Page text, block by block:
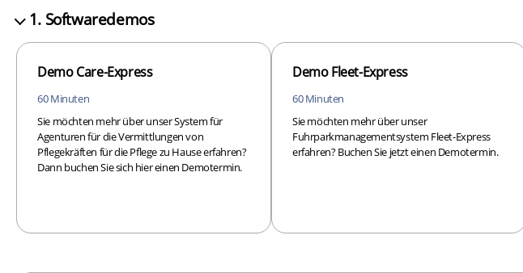
1. Softwaredemos
Demo Care-Express
60 Minuten
Sie möchten mehr über unser System für
Agenturen für die Vermittlungen von
Pflegekräften für die Pflege zu Hause erfahren?
Dann buchen Sie sich hier einen Demotermin.
Demo Fleet-Express
60 Minuten
Sie möchten mehr über unser
Fuhrparkmanagementsystem Fleet-Express
erfahren? Buchen Sie jetzt einen Demotermin.